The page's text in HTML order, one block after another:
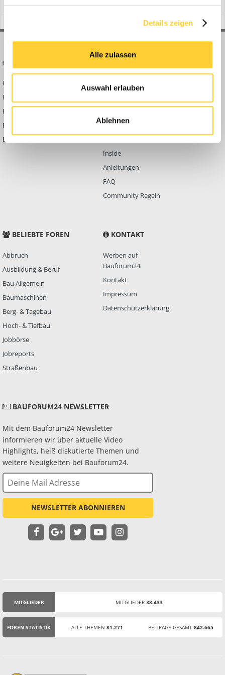
Details zeigen
Alle zulassen
Auswahl erlauben
Ablehnen
Bauforum24 News
Bauforum24 TV
BF24 Mediathek
BF24 Fotostrecken
Bauforum Shop
Registrieren
Neue Themen
Inside
Anleitungen
FAQ
Community Regeln
BELIEBTE FOREN
Abbruch
Ausbildung & Beruf
Bau Allgemein
Baumaschinen
Berg- & Tagebau
Hoch- & Tiefbau
Jobbörse
Jobreports
Straßenbau
KONTAKT
Werben auf
Bauforum24
Kontakt
Impressum
Datenschutzerklärung
BAUFORUM24 NEWSLETTER
Mit dem Bauforum24 Newsletter
informieren wir über aktuelle Video
Highlights, heiß diskutierte Themen und
weitere Neuigkeiten bei Bauforum24.
NEWSLETTER ABONNIEREN
MITGLIEDER MITGLIEDER 38.433
FOREN STATISTIK ALLE THEMEN 81.271 BEITRÄGE GESAMT 842.665